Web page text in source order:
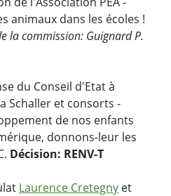
animaux dans les écoles !
la commission: Guignard P.
du Conseil d'Etat à
Schaller et consorts -
de nos enfants
donnons-leur les
Décision: RENV-T
Laurence Cretegny et